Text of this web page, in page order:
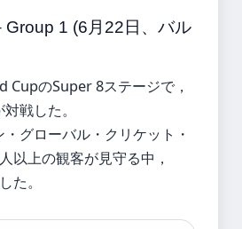
Group 1 (6月22日、バル
CupのSuper 8ステージで，
戦した。
グローバル・クリケット・
以上の観客が見守る中，
た。